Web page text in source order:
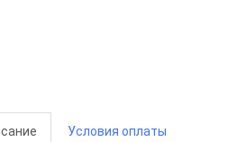
Условия оплаты